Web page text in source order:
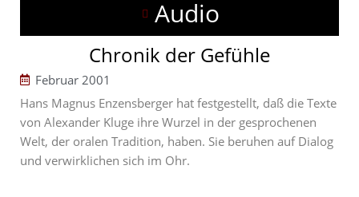
Audio
Chronik der Gefühle
Februar 2001
Hans Magnus Enzensberger hat festgestellt, daß die Texte
von Alexander Kluge ihre Wurzel in der gesprochenen
Welt, der oralen Tradition, haben. Sie beruhen auf Dialog
und verwirklichen sich im Ohr.